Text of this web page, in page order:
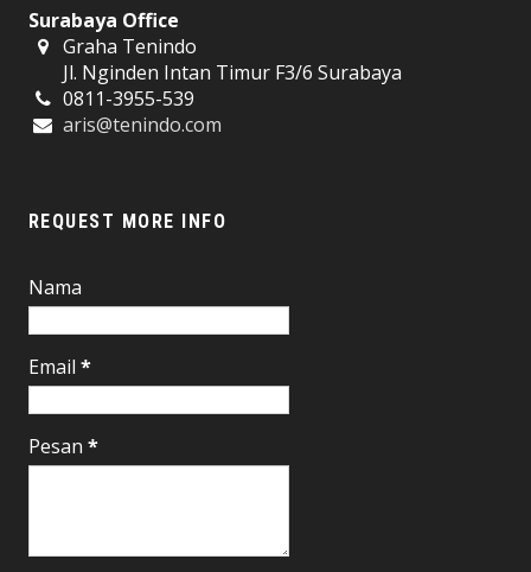
Surabaya Office
Graha Tenindo
Jl. Nginden Intan Timur F3/6 Surabaya
0811-3955-539
aris@tenindo.com
REQUEST MORE INFO
Nama
Email *
Pesan *